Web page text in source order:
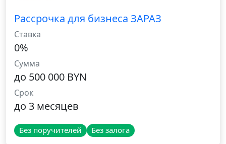
Рассрочка для бизнеса ЗАРАЗ
Ставка
0%
Сумма
до 500 000 BYN
Срок
до 3 месяцев
Без поручителей Без залога